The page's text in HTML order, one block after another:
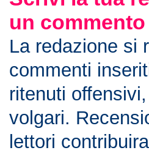
un commento
La redazione si
commenti
ritenuti
volgari.
lettori